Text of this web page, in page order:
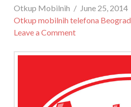
Otkup Mobilnih
June 25, 2014
Otkup mobilnih telefona Beograd
Leave a Comment